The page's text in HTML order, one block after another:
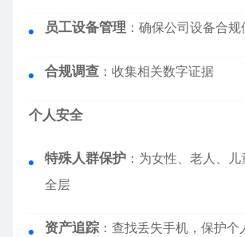
员工设备管理 ：确保公司设备合规
合规调查 ：收集相关数字证据
个人安全
特殊人群保护 ：为女性、老人、
全层
资产追踪 ：查找丢失手机，保护个